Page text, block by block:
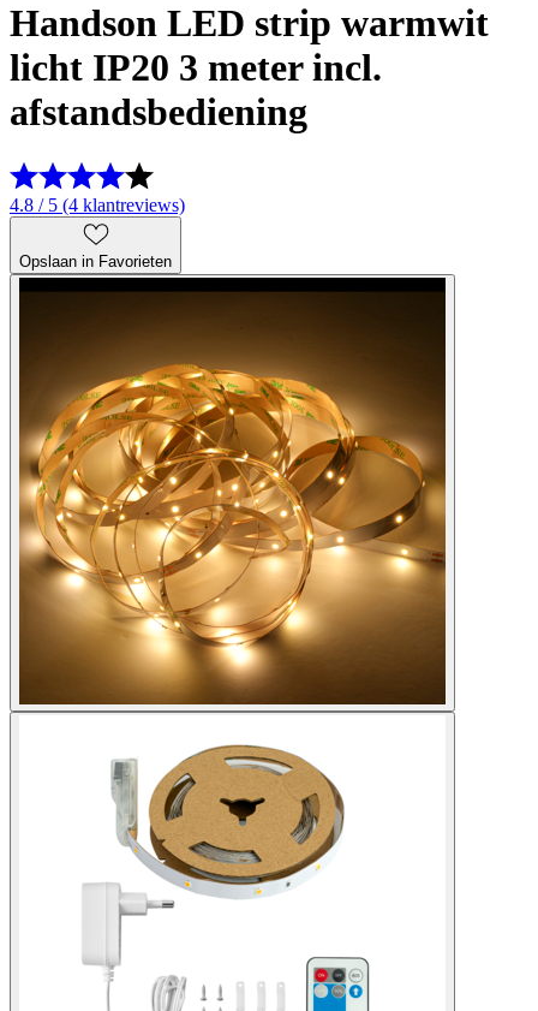
Handson LED strip warmwit
licht IP20 3 meter incl.
afstandsbediening
4.8 / 5 (4 klantreviews)
Opslaan in Favorieten